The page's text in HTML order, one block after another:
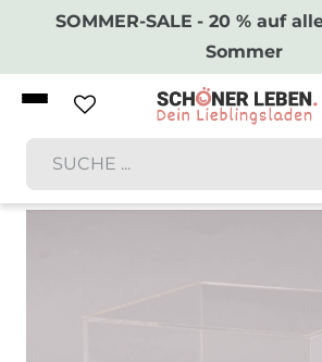
SOMMER-SALE - 20 % auf
Sommer